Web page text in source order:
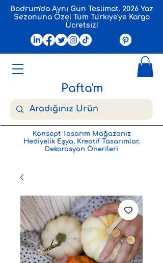
Pafta'm
Bodrum'da Aynı Gün Teslimat. 2026 Yaz
Sezonuna Özel Tüm Türkiye'ye Kargo
Ücretsiz!
Konsept Tasarım Mağazanız
Hediyelik Eşya, Kreatif Tasarımlar,
Dekorasyon Önerileri